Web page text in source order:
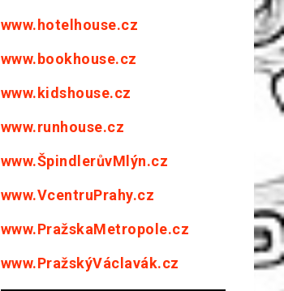
www.hotelhouse.cz
www.bookhouse.cz
www.kidshouse.cz
www.runhouse.cz
www.ŠpindlerůvMlýn.cz
www.VcentruPrahy.cz
www.PražskaMetropole.cz
www.PražskýVáclavák.cz